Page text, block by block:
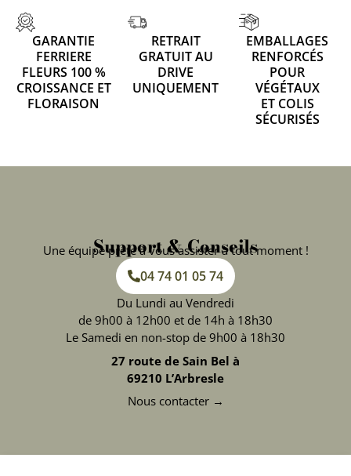
GARANTIE
FERRIERE
FLEURS 100 %
CROISSANCE ET
FLORAISON
RETRAIT
GRATUIT AU
DRIVE
UNIQUEMENT
EMBALLAGES
RENFORCÉS
POUR
VÉGÉTAUX
ET COLIS
SÉCURISÉS
Support & Conseils
Une équipe prête à vous assister à tout moment !
04 74 01 05 74
Du Lundi au Vendredi
de 9h00 à 12h00 et de 14h à 18h30
Le Samedi en non-stop de 9h00 à 18h30
27 route de Sain Bel à
69210 L’Arbresle
Nous contacter →